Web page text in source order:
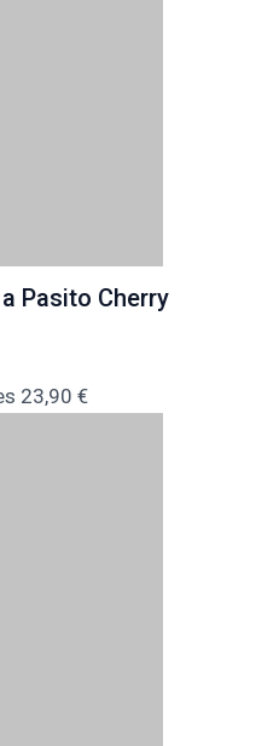
Pasito Cherry
23,90 €